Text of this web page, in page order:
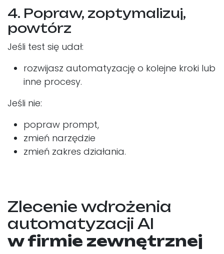
4. Popraw, zoptymalizuj,
powtórz
Jeśli test się udał:
rozwijasz automatyzację o kolejne kroki lub
inne procesy.
Jeśli nie:
popraw prompt,
zmień narzędzie
zmień zakres działania.
Zlecenie wdrożenia
automatyzacji AI
w firmie zewnętrznej